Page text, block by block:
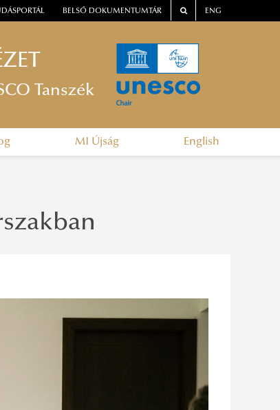
BELSŐ DOKUMENTUMTÁR ENG
Tanszék
MI Újság English